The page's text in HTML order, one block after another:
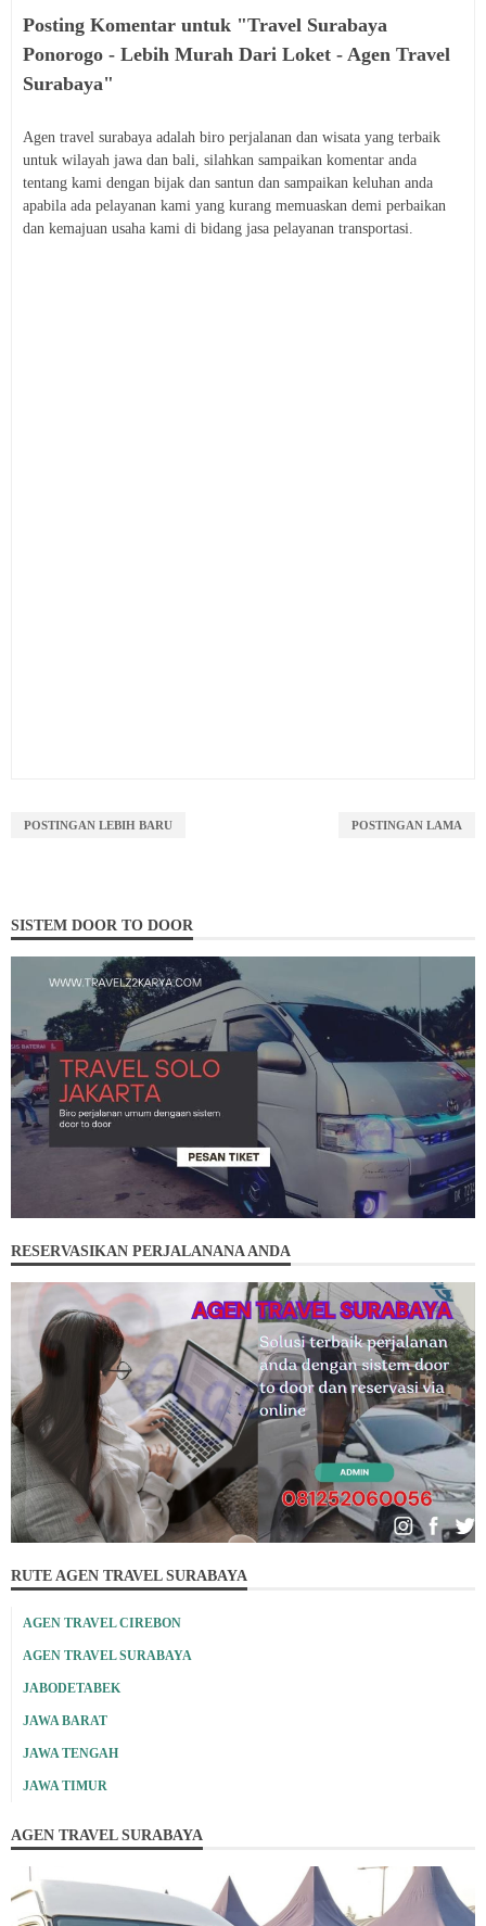
Posting Komentar untuk "Travel Surabaya
Ponorogo - Lebih Murah Dari Loket - Agen Travel
Surabaya"
Agen travel surabaya adalah biro perjalanan dan wisata yang terbaik
untuk wilayah jawa dan bali, silahkan sampaikan komentar anda
tentang kami dengan bijak dan santun dan sampaikan keluhan anda
apabila ada pelayanan kami yang kurang memuaskan demi perbaikan
dan kemajuan usaha kami di bidang jasa pelayanan transportasi.
POSTINGAN LEBIH BARU POSTINGAN LAMA
SISTEM DOOR TO DOOR
RESERVASIKAN PERJALANANA ANDA
RUTE AGEN TRAVEL SURABAYA
AGEN TRAVEL CIREBON
AGEN TRAVEL SURABAYA
JABODETABEK
JAWA BARAT
JAWA TENGAH
JAWA TIMUR
AGEN TRAVEL SURABAYA